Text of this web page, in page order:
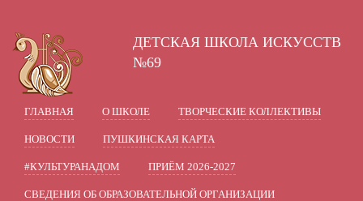
Графика: Включить изображения
Интервал:
Гарнитура: Без засечек
ДЕТСКАЯ ШКОЛА ИСКУССТВ
№69
ГЛАВНАЯ О ШКОЛЕ ТВОРЧЕСКИЕ КОЛЛЕКТИВЫ
НОВОСТИ ПУШКИНСКАЯ КАРТА
#КУЛЬТУРАНАДОМ ПРИЁМ 2026-2027
СВЕДЕНИЯ ОБ ОБРАЗОВАТЕЛЬНОЙ ОРГАНИЗАЦИИ